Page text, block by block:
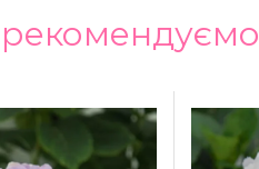
рекомендуємо